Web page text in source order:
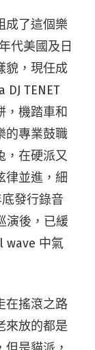
成了這個樂
代美國及日
貌，現任成
TENET
，機踏車和
的專業鼓職
，在硬派又
律並進，細
發行錄音
演後，已緩
wave 中氣
在搖滾之路
來放的都是